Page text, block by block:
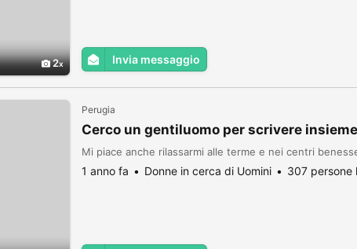
2 Invia messaggio
Perugia
Cerco un gentiluomo per scrivere
Mi piace anche rilassarmi alle terme e nei centri
1 anno fa Donne in cerca di Uomini 307 persone